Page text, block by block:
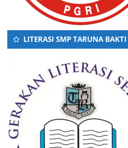
LITERASI SMP TARUNA BAKTI